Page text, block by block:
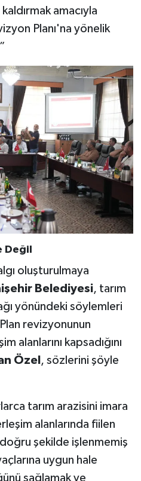
amacıyla
Planı'na yönelik
Değil
oluşturulmaya
Belediyesi, tarım
yönündeki söylemleri
revizyonunun
alanlarını kapsadığını
Özel , sözlerini şöyle
tarım arazisini imara
alanlarında fiilen
şekilde işlenmemiş
uygun hale
sağlamak ve